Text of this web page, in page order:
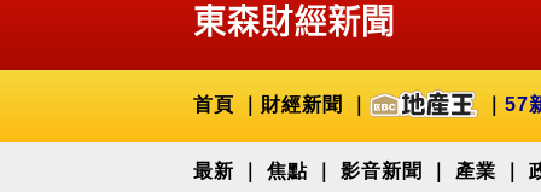
首頁 財經新聞 57
最新 焦點 影音新聞 產業